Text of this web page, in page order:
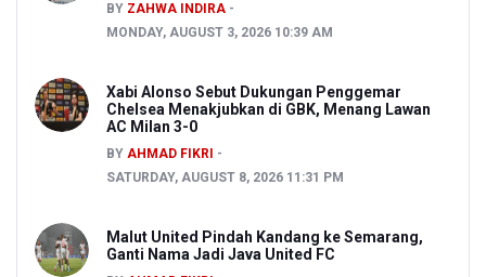
BY ZAHWA INDIRA
MONDAY, AUGUST 3, 2026 10:39 AM
Xabi Alonso Sebut Dukungan Penggemar
Chelsea Menakjubkan di GBK, Menang Lawan
AC Milan 3-0
BY AHMAD FIKRI
SATURDAY, AUGUST 8, 2026 11:31 PM
Malut United Pindah Kandang ke Semarang,
Ganti Nama Jadi Java United FC